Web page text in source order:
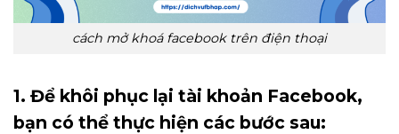
cách mở khoá facebook trên điện thoại
1. Để khôi phục lại tài khoản Facebook,
bạn có thể thực hiện các bước sau: